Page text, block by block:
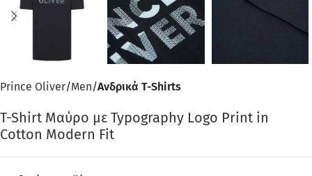
Prince Oliver Men Ανδρικά T-Shirts
T-Shirt Μαύρο με Typography Logo Print in
Cotton Modern Fit